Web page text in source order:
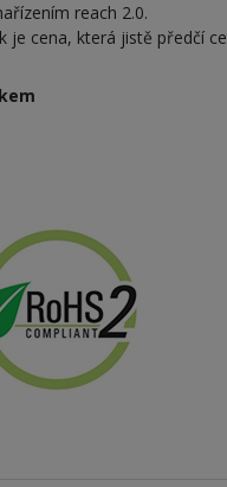
reach 2.0.
cena, která jistě předčí